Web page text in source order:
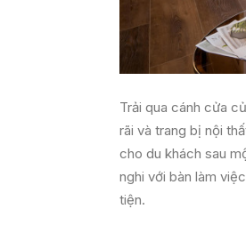
Trải qua cánh cửa
rãi và trang bị nội
cho du khách sau
nghi với bàn làm
tiện.